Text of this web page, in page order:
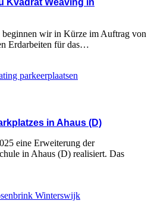
Kvadrat Weaving in
wir in Kürze im Auftrag von
Erdarbeiten für das…
in Ahaus (D)
eine Erweiterung der
in Ahaus (D) realisiert. Das